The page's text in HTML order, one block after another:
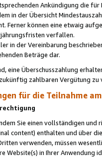
Ankündigung die
in der Übersicht
Ferner können eine etwaig
verfallen.
in der Vereinbarung
Beträge dar.
eine Überschusszahlung
zahlbaren Vergütung zu
für die Teilnahme
Sie einen vollständigen
content) enthalten und über
verwenden, müssen
Website(s) in Ihrer Anwendung